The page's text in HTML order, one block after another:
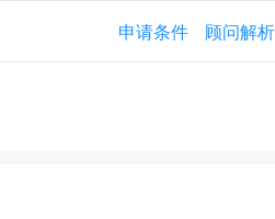
申请条件 顾问解析